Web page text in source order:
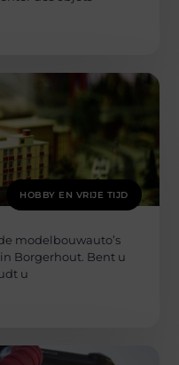
HOBBY EN VRIJE TIJD
modelbouwauto’s
Borgerhout. Bent u
u